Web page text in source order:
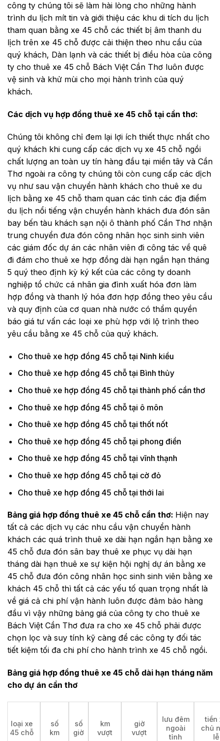
công ty chúng tôi sẽ làm hài lòng cho những hành
trình du lịch mít tin và giới thiệu các khu di tích du lịch
tham quan bằng xe 45 chỗ các thiết bị âm thanh du
lịch trên xe 45 chỗ được cải thiện theo nhu cầu của
quý khách, Dàn lạnh và các thiết bị điều hòa của công
ty cho thuê xe 45 chỗ Bách Việt Cần Thơ luôn được
vệ sinh và khử mùi cho mọi hành trình của quý
khách.
Các dịch vụ hợp đồng thuê xe 45 chỗ tại cần thơ:
Chúng tôi không chỉ đem lại lợi ích thiết thực nhất cho
quý khách khi cung cấp các dịch vụ xe 45 chỗ ngồi
chất lượng an toàn uy tín hàng đầu tại miền tây và Cần
Thơ ngoài ra công ty chúng tôi còn cung cấp các dịch
vụ như sau vận chuyển hành khách cho thuê xe du
lịch bằng xe 45 chỗ tham quan các tỉnh các địa điểm
du lịch nổi tiếng vận chuyển hành khách đưa đón sân
bay bến tàu khách sạn nội ô thành phố Cần Thơ nhận
trung chuyển đưa đón công nhân học sinh sinh viên
các giám đốc dự án các nhân viên đi công tác về quê
đi đám cho thuê xe hợp đồng dài hạn ngắn hạn tháng
5 quý theo định kỳ ký kết của các công ty doanh
nghiệp tổ chức cá nhân gia đình xuất hóa đơn làm
hợp đồng và thanh lý hóa đơn hợp đồng theo yêu cầu
và quy định của cơ quan nhà nước có thẩm quyền
báo giá tư vấn các loại xe phù hợp với lộ trình theo
yêu cầu bằng xe 45 chỗ của quý khách.
Cho thuê xe hợp đồng 45 chỗ tại Ninh kiều
Cho thuê xe hợp đồng 45 chỗ tại Bình thủy
Cho thuê xe hợp đồng 45 chỗ tại thành phố cần thơ
Cho thuê xe hợp đồng 45 chỗ tại ô môn
Cho thuê xe hợp đồng 45 chỗ tại thốt nốt
Cho thuê xe hợp đồng 45 chỗ tại phong điền
Cho thuê xe hợp đồng 45 chỗ tại vĩnh thạnh
Cho thuê xe hợp đồng 45 chỗ tại cờ đỏ
Cho thuê xe hợp đồng 45 chỗ tại thới lai
Bảng giá hợp đồng thuê xe 45 chỗ cần thơ: Hiện nay
tất cả các dịch vụ các nhu cầu vận chuyển hành
khách các quá trình thuê xe dài hạn ngắn hạn bằng xe
45 chỗ đưa đón sân bay thuê xe phục vụ dài hạn
tháng dài hạn thuê xe sự kiện hội nghị dự án bằng xe
45 chỗ đưa đón công nhân học sinh sinh viên bằng xe
khách 45 chỗ thì tất cả các yếu tố quan trọng nhất là
về giá cả chi phí vận hành luôn được đảm bảo hàng
đầu vì vậy những bảng giá của công ty cho thuê xe
Bách Việt Cần Thơ đưa ra cho xe 45 chỗ phải được
chọn lọc và suy tính kỹ càng để các công ty đối tác
tiết kiệm tối đa chi phí cho hành trình xe 45 chỗ ngồi.
Bảng giá hợp đồng thuê xe 45 chỗ dài hạn tháng năm
cho dự án cần thơ
loại xe
45 chỗ
số
km
số
giờ
km
vượt
giờ
vượt
lưu đêm
ngoài
tỉnh
tiền
chủ
lễ